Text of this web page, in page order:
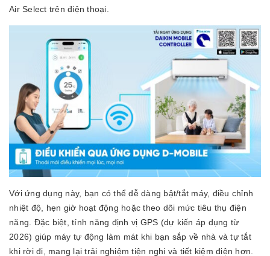
Air Select trên điện thoại.
Với ứng dụng này, bạn có thể dễ dàng bật/tắt máy, điều chỉnh
nhiệt độ, hẹn giờ hoạt động hoặc theo dõi mức tiêu thụ điện
năng. Đặc biệt, tính năng định vị GPS (dự kiến áp dụng từ
2026) giúp máy tự động làm mát khi bạn sắp về nhà và tự tắt
khi rời đi, mang lại trải nghiệm tiện nghi và tiết kiệm điện hơn.